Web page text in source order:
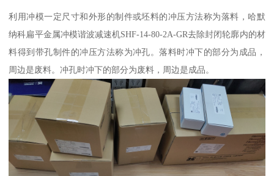
利用冲模一定尺寸和外形的制件或坯料的冲压方法称为落料，哈默
纳科扁平金属冲模谐波减速机SHF-14-80-2A-GR去除封闭轮廓内的材
料得到带孔制件的冲压方法称为冲孔。落料时冲下的部分为成品，
周边是废料。冲孔时冲下的部分为废料，周边是成品。